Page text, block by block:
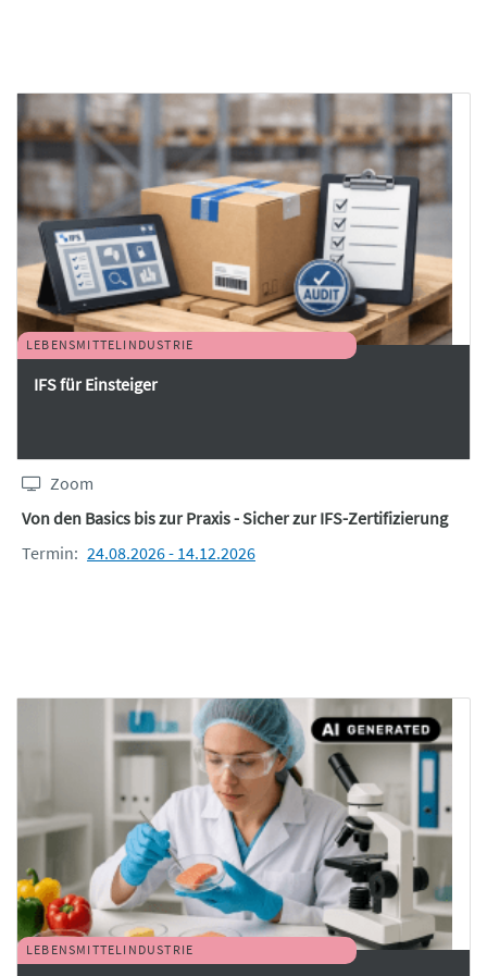
LEBENSMITTELINDUSTRIE
IFS für Einsteiger
Zoom
Von den Basics bis zur Praxis - Sicher zur IFS-Zertifizierung
Termin: 24.08.2026 - 14.12.2026
LEBENSMITTELINDUSTRIE